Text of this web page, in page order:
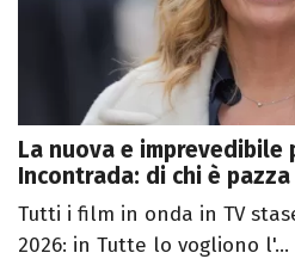
La nuova e imprevedibile
Incontrada: di chi è pazza
Tutti i film in onda in TV
2026: in Tutte lo vogliono l'...